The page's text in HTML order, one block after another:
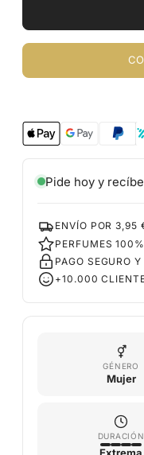
Pide hoy y
ENVÍO POR 3,95
PERFUMES
PAGO SEGURO
+10.000
GÉNERO
Mujer
DURACIÓN
Extrema